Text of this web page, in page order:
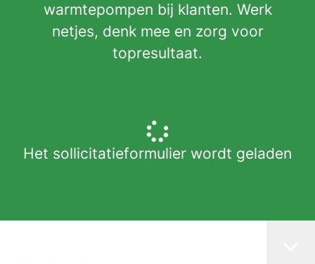
warmtepompen bij klanten. Werk
netjes, denk mee en zorg voor
topresultaat.
Het sollicitatieformulier wordt geladen